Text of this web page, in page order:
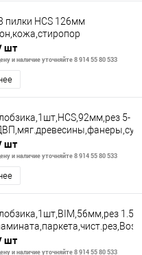
пилки HCS 126мм
шт
и наличие уточняйте 8 914 55 80 533
5-
шт
и наличие уточняйте 8 914 55 80 533
1.5-
шт
и наличие уточняйте 8 914 55 80 533